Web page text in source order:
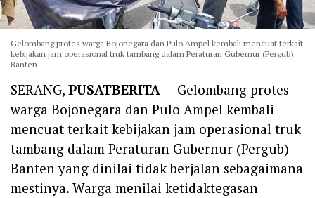
Gelombang protes warga Bojonegara dan Pulo Ampel kembali mencuat terkait
kebijakan jam operasional truk tambang dalam Peraturan Gubernur (Pergub)
Banten
SERANG, PUSATBERITA — Gelombang protes
warga Bojonegara dan Pulo Ampel kembali
mencuat terkait kebijakan jam operasional truk
tambang dalam Peraturan Gubernur (Pergub)
Banten yang dinilai tidak berjalan sebagaimana
mestinya. Warga menilai ketidaktegasan